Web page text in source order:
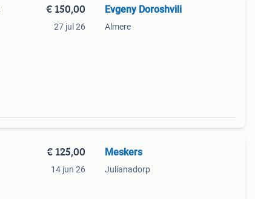
€ 150,00
27 jul 26
Evgeny Doroshvili
Almere
€ 125,00
14 jun 26
Meskers
Julianadorp